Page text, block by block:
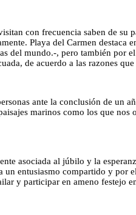
con frecuencia saben de
Playa del Carmen
mundo.-, pero también por
de acuerdo a las razones
ante la conclusión de un
marinos como los que
asociada al júbilo y la
entusiasmo compartido y
y participar en ameno festejo